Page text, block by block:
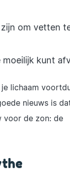
om vetten
kunt
lichaam
nieuws is
voor de zon: de